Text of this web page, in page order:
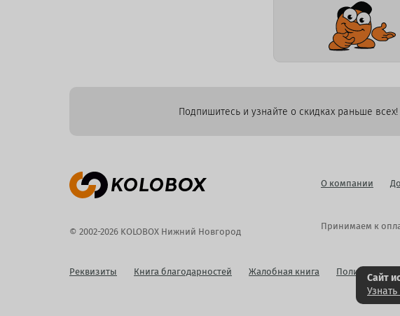
Подпишитесь и узнайте о скидках раньше всех!
© 2002-2026 KOLOBOX Нижний Новгород
О компании
Принимаем к
Реквизиты Книга благодарностей Жалобная книга Политика
Сайт